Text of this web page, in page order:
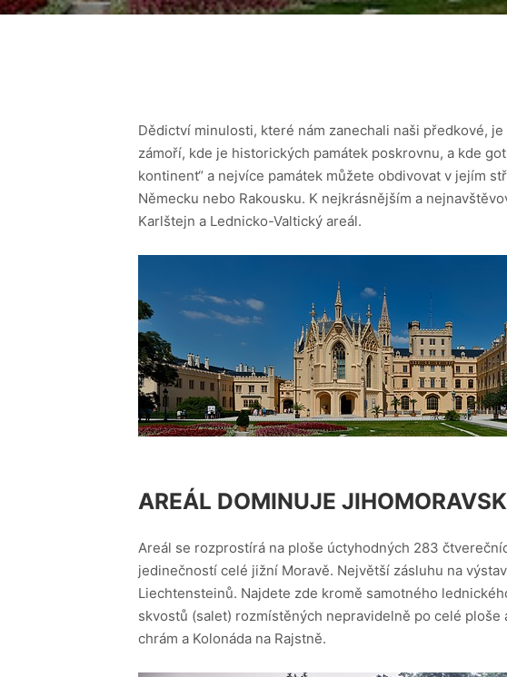
Dědictví minulosti, které nám zanechali naši předkové,
zámoří, kde je historických památek poskrovnu, a kde
kontinent“ a nejvíce památek můžete obdivovat v jejím
Německu nebo Rakousku. K nejkrásnějším a
Karlštejn a Lednicko-Valtický areál.
AREÁL DOMINUJE
Areál se rozprostírá na ploše úctyhodných 283
jedinečností celé jižní Moravě. Největší zásluhu na
Liechtensteinů. Najdete zde kromě samotného
skvostů (salet) rozmístěných nepravidelně po celé
chrám a Kolonáda na Rajstně.